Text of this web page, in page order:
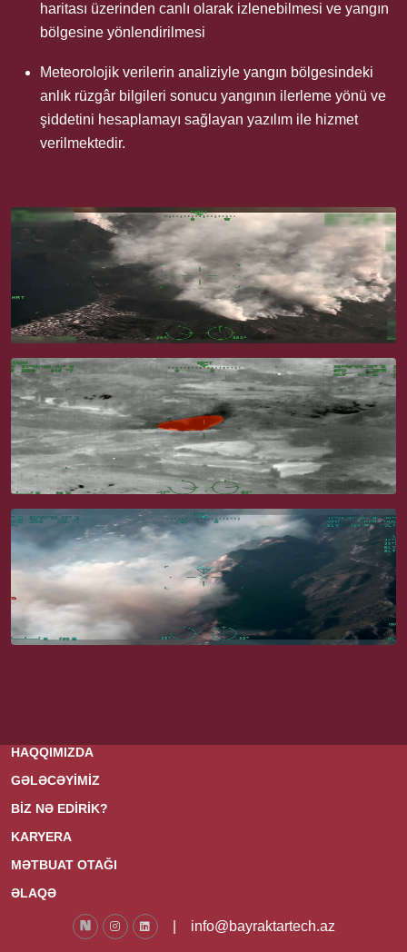
haritası üzerinden canlı olarak izlenebilmesi ve yangın
bölgesine yönlendirilmesi
Meteorolojik verilerin analiziyle yangın bölgesindeki
anlık rüzgâr bilgileri sonucu yangının ilerleme yönü ve
şiddetini hesaplamayı sağlayan yazılım ile hizmet
verilmektedir.
HAQQIMIZDA
GƏLƏCƏYİMİZ
BİZ NƏ EDİRİK?
KARYERA
MƏTBUAT OTAĞI
ƏLAQƏ
info@bayraktartech.az